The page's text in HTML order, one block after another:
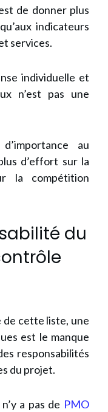
de donner plus
indicateurs
services.
individuelle et
n’est pas une
au
d’effort sur la
la compétition
du
de cette liste, une
est le manque
responsabilités
du projet.
a pas de PMO